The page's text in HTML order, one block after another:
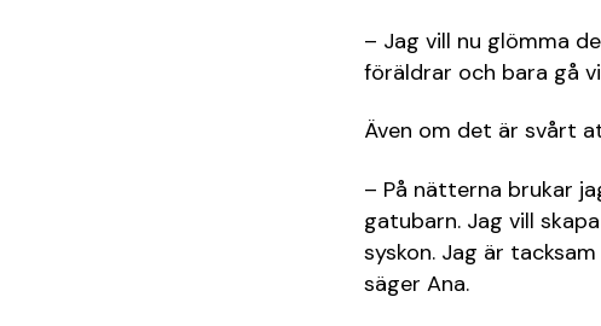
– Jag vill nu glömma
föräldrar och bara gå
Även om det är svårt
– På nätterna brukar
gatubarn. Jag vill
syskon. Jag är
säger Ana.